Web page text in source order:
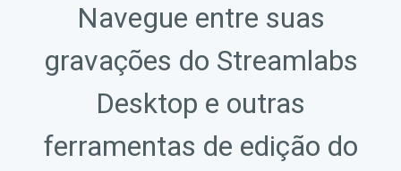
Navegue entre suas
gravações do Streamlabs
Desktop e outras
ferramentas de edição do